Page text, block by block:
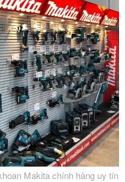
Makita chính hãng uy tín